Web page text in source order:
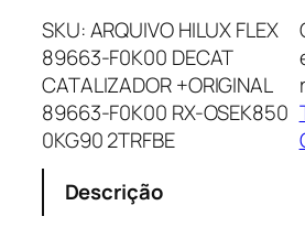
U
I
V
O
H
I
SKU:ARQUIVO HILUX FLEX
89663-F0K00 DECAT
CATALIZADOR +ORIGINAL
89663-F0K00 RX-OSEK850
0KG90 2TRFBE
Descrição